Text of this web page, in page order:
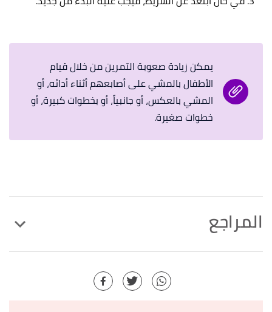
يمكن زيادة صعوبة التمرين من خلال قيام
الأطفال بالمشي على أصابعهم أثناء أدائه، أو
المشي بالعكس، أو جانبياً، أو بخطوات كبيرة، أو
خطوات صغيرة.
المراجع
Retrieved 1/11/2022. Edited.